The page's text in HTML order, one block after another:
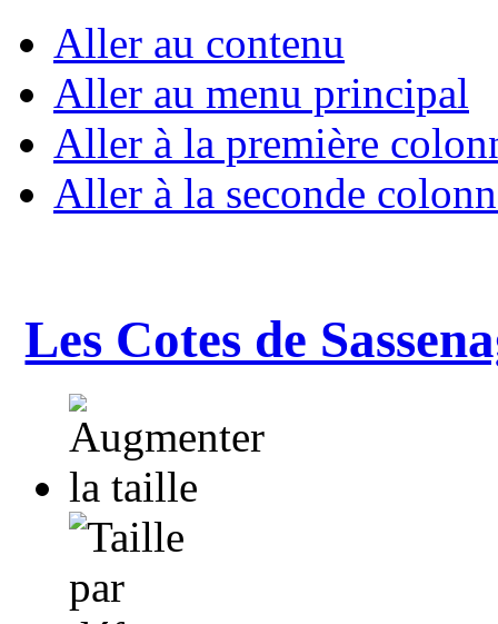
Aller au contenu
Aller au menu principal
Aller à la première
Aller à la seconde
Les Cotes de